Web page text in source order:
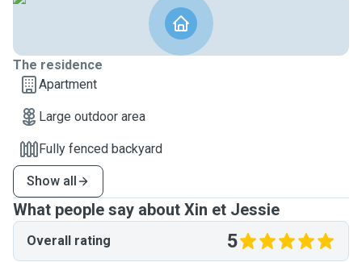
The residence
Apartment
Large outdoor area
Fully fenced backyard
Show all
What people say about Xin et Jessie
Overall rating 5